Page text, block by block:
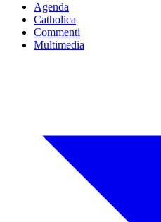
Agenda
Catholica
Commenti
Multimedia